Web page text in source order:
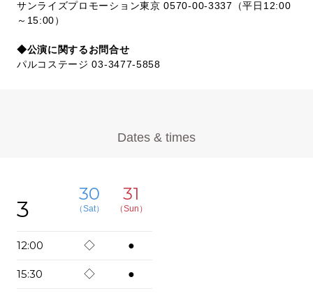
サンライズプロモーション東京 0570-00-3337（平日12:00
～15:00）
◆公演に関するお問合せ
パルコステージ 03-3477-5858
Dates & times
3
30
（Sat）
31
（Sun）
12:00 ◇ ●
15:30 ◇ ●